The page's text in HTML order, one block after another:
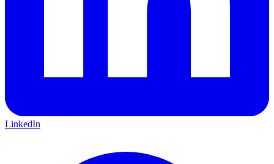
LinkedIn